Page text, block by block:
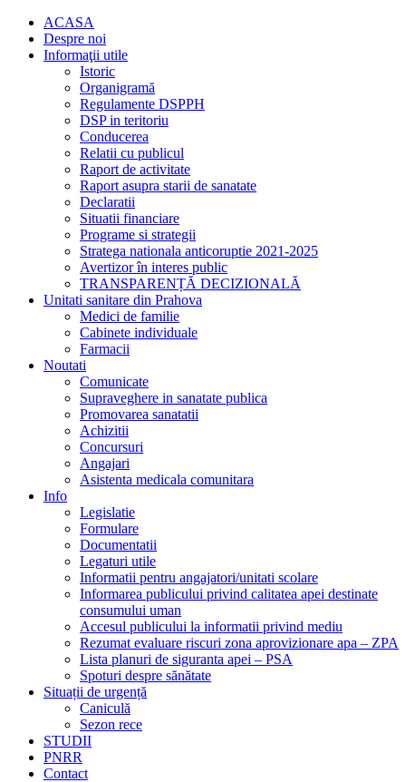
ACASA
Despre noi
Informaţii utile
Istoric
Organigramă
Regulamente DSPPH
DSP in teritoriu
Conducerea
Relatii cu publicul
Raport de activitate
Raport asupra starii de sanatate
Declaratii
Situatii financiare
Programe si strategii
Stratega nationala anticoruptie 2021-2025
Avertizor în interes public
TRANSPARENȚĂ DECIZIONALĂ
Unitati sanitare din Prahova
Medici de familie
Cabinete individuale
Farmacii
Noutati
Comunicate
Supraveghere in sanatate publica
Promovarea sanatatii
Achizitii
Concursuri
Angajari
Asistenta medicala comunitara
Info
Legislatie
Formulare
Documentatii
Legaturi utile
Informatii pentru angajatori/unitati scolare
Informarea publicului privind calitatea apei destinate
consumului uman
Accesul publicului la informatii privind mediu
Rezumat evaluare riscuri zona aprovizionare apa – ZPA
Lista planuri de siguranta apei – PSA
Spoturi despre sănătate
Situații de urgență
Caniculă
Sezon rece
STUDII
PNRR
Contact